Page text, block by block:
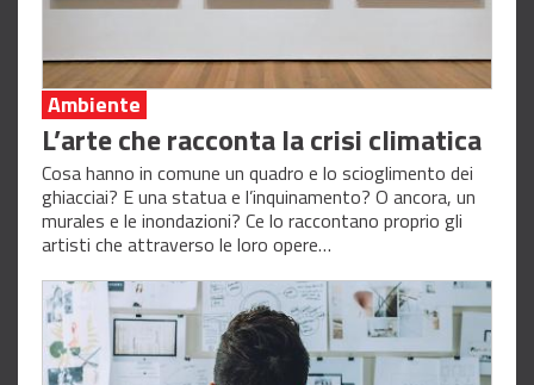
Ambiente
L’arte che racconta la crisi climatica
Cosa hanno in comune un quadro e lo scioglimento dei
ghiacciai? E una statua e l’inquinamento? O ancora, un
murales e le inondazioni? Ce lo raccontano proprio gli
artisti che attraverso le loro opere…